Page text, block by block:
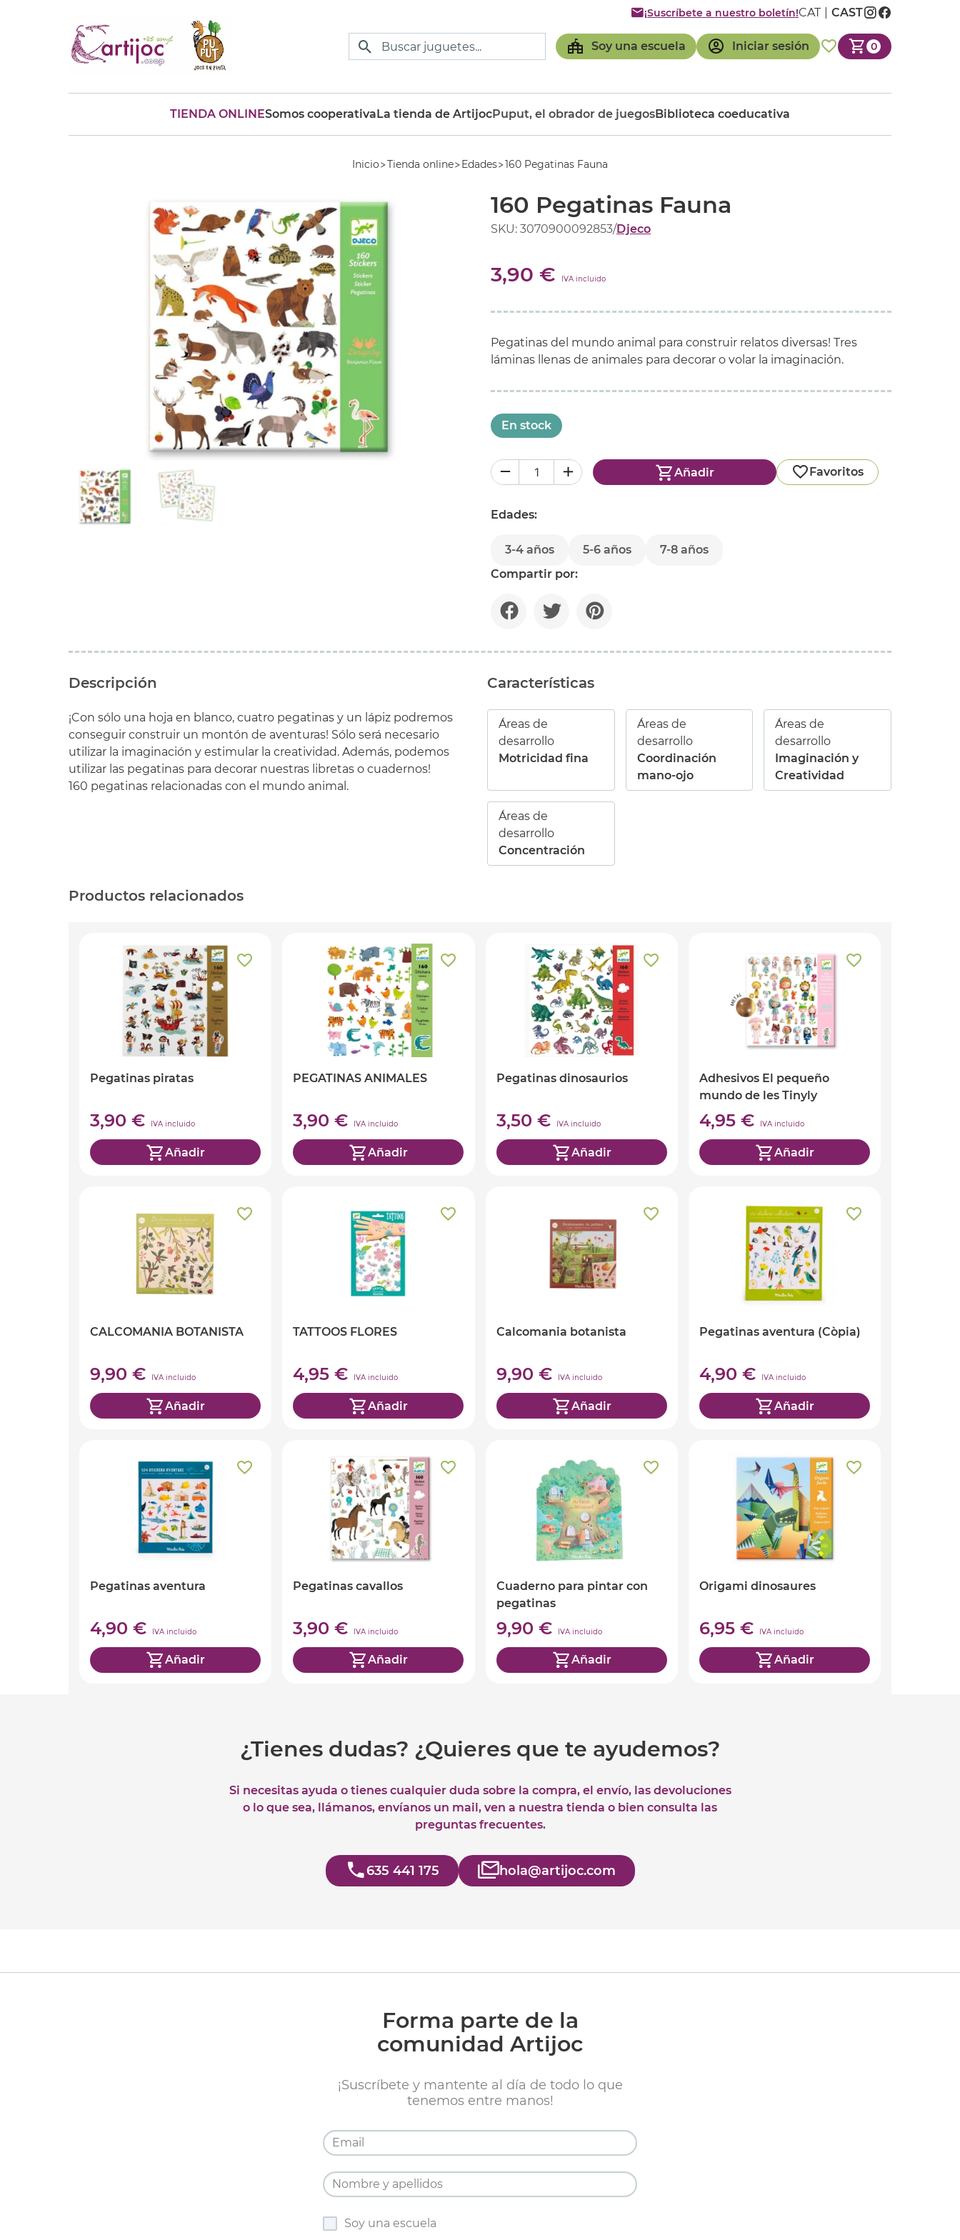
Soy una escuela Iniciar sesión 0
¡Suscríbete a nuestro boletín!CAT CAST
TIENDA ONLINESomos cooperativaLa tienda de ArtijocPuput, el obrador de juegosBiblioteca coeducativa
Inicio Tienda online Edades 160 Pegatinas Fauna
160 Pegatinas Fauna
SKU: 3070900092853/Djeco
3,90 € IVA incluido
Pegatinas del mundo animal para construir relatos diversas! Tres
láminas llenas de animales para decorar o volar la imaginación.
En stock
Añadir Favoritos
Edades:
3-4 años 5-6 años
7-8 años
Compartir por:
Descripción
¡Con sólo una hoja en blanco, cuatro pegatinas y un lápiz podremos
conseguir construir un montón de aventuras! Sólo será necesario
utilizar la imaginación y estimular la creatividad. Además, podemos
utilizar las pegatinas para decorar nuestras libretas o cuadernos!
160 pegatinas relacionadas con el mundo animal.
Características
Áreas de
desarrollo
Motricidad fina
Áreas de
desarrollo
Coordinación
mano-ojo
Áreas de
desarrollo
Imaginación y
Creatividad
Áreas de
desarrollo
Concentración
Productos relacionados
Pegatinas piratas
3,90 € IVA incluido
Añadir
PEGATINAS ANIMALES
3,90 € IVA incluido
Añadir
Pegatinas dinosaurios
3,50 € IVA incluido
Añadir
Adhesivos El pequeño
mundo de les Tinyly
4,95 € IVA incluido
Añadir
CALCOMANIA BOTANISTA
9,90 € IVA incluido
Añadir
TATTOOS FLORES
4,95 € IVA incluido
Añadir
Calcomania botanista
9,90 € IVA incluido
Añadir
Pegatinas aventura (Còpia)
4,90 € IVA incluido
Añadir
Pegatinas aventura
4,90 € IVA incluido
Añadir
Pegatinas cavallos
3,90 € IVA incluido
Añadir
Cuaderno para pintar con
pegatinas
9,90 € IVA incluido
Añadir
Origami dinosaures
6,95 € IVA incluido
Añadir
¿Tienes dudas? ¿Quieres que te ayudemos?
Si necesitas ayuda o tienes cualquier duda sobre la compra, el envío, las devoluciones
o lo que sea, llámanos, envíanos un mail, ven a nuestra tienda o bien consulta las
preguntas frecuentes.
635 441 175 hola@artijoc.com
Forma parte de la
comunidad Artijoc
¡Suscríbete y mantente al día de todo lo que
tenemos entre manos!
Soy una escuela